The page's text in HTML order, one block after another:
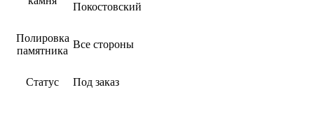
Покостовский
Полировка
памятника
Все стороны
Статус Под заказ